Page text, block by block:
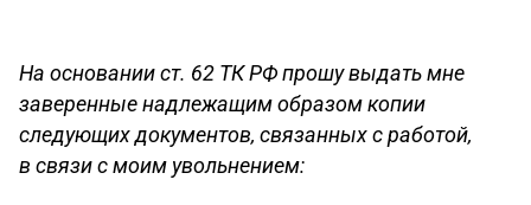
На основании ст. 62 ТК РФ прошу выдать мне
заверенные надлежащим образом копии
следующих документов, связанных с работой,
в связи с моим увольнением: